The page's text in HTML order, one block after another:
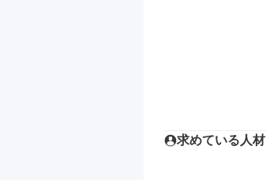
求めている人材